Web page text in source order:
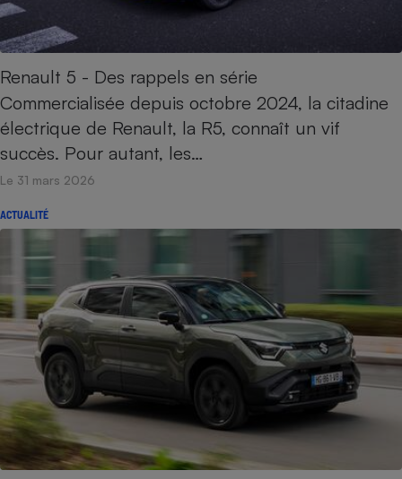
Renault 5 - Des rappels en série
Commercialisée depuis octobre 2024, la citadine
électrique de Renault, la R5, connaît un vif
succès. Pour autant, les…
Le 31 mars 2026
ACTUALITÉ